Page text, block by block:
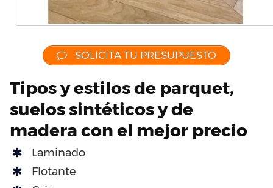
SOLICITA TU PRESUPUESTO
Tipos y estilos de parquet,
suelos sintéticos y de
madera con el mejor precio
Laminado
Flotante